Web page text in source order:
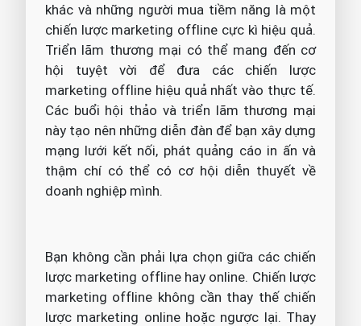
khác và những người mua tiềm năng là một
chiến lược marketing offline cực kì hiệu quả.
Triển lãm thương mại có thể mang đến cơ
hội tuyệt vời để đưa các chiến lược
marketing offline hiệu quả nhất vào thực tế.
Các buổi hội thảo và triển lãm thương mại
này tạo nên những diễn đàn để bạn xây dựng
mạng lưới kết nối, phát quảng cáo in ấn và
thậm chí có thể có cơ hội diễn thuyết về
doanh nghiệp mình.
Bạn không cần phải lựa chọn giữa các chiến
lược marketing offline hay online. Chiến lược
marketing offline không cần thay thế chiến
lược marketing online hoặc ngược lại. Thay